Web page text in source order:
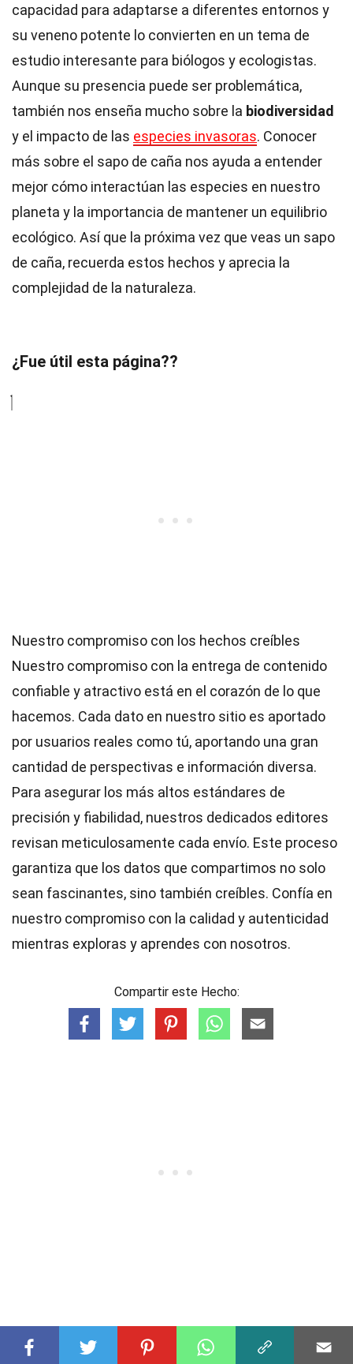
capacidad para adaptarse a diferentes entornos y
su veneno potente lo convierten en un tema de
estudio interesante para biólogos y ecologistas.
Aunque su presencia puede ser problemática,
también nos enseña mucho sobre la biodiversidad
y el impacto de las especies invasoras. Conocer
más sobre el sapo de caña nos ayuda a entender
mejor cómo interactúan las especies en nuestro
planeta y la importancia de mantener un equilibrio
ecológico. Así que la próxima vez que veas un sapo
de caña, recuerda estos hechos y aprecia la
complejidad de la naturaleza.
¿Fue útil esta página??
Nuestro compromiso con los hechos creíbles
Nuestro compromiso con la entrega de contenido
confiable y atractivo está en el corazón de lo que
hacemos. Cada dato en nuestro sitio es aportado
por usuarios reales como tú, aportando una gran
cantidad de perspectivas e información diversa.
Para asegurar los más altos estándares de
precisión y fiabilidad, nuestros dedicados editores
revisan meticulosamente cada envío. Este proceso
garantiza que los datos que compartimos no solo
sean fascinantes, sino también creíbles. Confía en
nuestro compromiso con la calidad y autenticidad
mientras exploras y aprendes con nosotros.
Compartir este Hecho:
Hechos Destacados